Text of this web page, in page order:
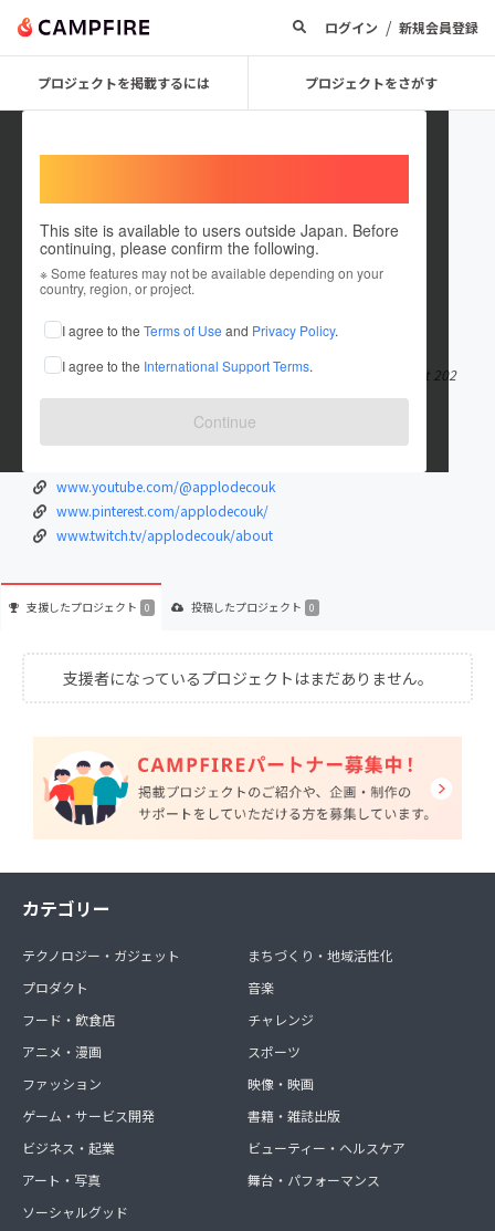
ログイン / 新規会員登録
プロジェクトを掲載するには プロジェクトをさがす
This site is available to users outside Japan. Before
continuing, please confirm the following.
※ Some features may not be available depending on your
country, region, or project.
I agree to the Terms of Use and Privacy Policy.
I agree to the International Support Terms.
Continue
applodecouk
在住国：日本
出身国：日本
Danh sách top 10 nhà cái uy tín đánh lô đề trực tuyến uy tín nhất 202
6 cập nhật liên tục l もっと見る
www.youtube.com/@applodecouk
www.pinterest.com/applodecouk/
www.twitch.tv/applodecouk/about
支援したプロジェクト 0 投稿したプロジェクト 0
支援者になっているプロジェクトはまだありません。
カテゴリー
テクノロジー・ガジェット
プロダクト
フード・飲食店
アニメ・漫画
ファッション
ゲーム・サービス開発
ビジネス・起業
アート・写真
ソーシャルグッド
まちづくり・地域活性化
音楽
チャレンジ
スポーツ
映像・映画
書籍・雑誌出版
ビューティー・ヘルスケア
舞台・パフォーマンス